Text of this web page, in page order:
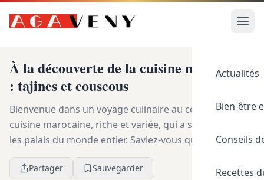
Actualités
Bien-être
Conseils
Recettes
À la découverte de la cuisine marocaine
: tajines et couscous
Bienvenue dans un voyage culinaire au cœur de la
cuisine marocaine, riche et variée, qui a su conquérir
les palais du monde entier. Saviez-vous que le tajine et
le couscous sont bien plus que de sim...
Partager Sauvegarder